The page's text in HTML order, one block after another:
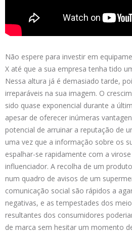
Não espere para investir em
X até que a sua empresa tenha tido
Nessa altura já é demasiado tarde,
irreparáveis na sua imagem. O
sido quase exponencial durante a
apesar de oferecer inúmeras
potencial de arruinar a reputação de
uma vez que a informação sobre os
espalhar-se rapidamente com a
influenciador. A recolha de um
num quadro de avisos de um
comunicação social são rápidos a
negativas, e as tempestades dos
resultantes dos consumidores
de marca sem hesitar um momento